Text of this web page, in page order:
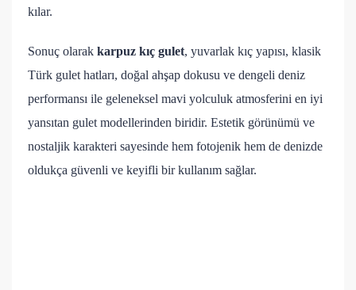
kılar.
Sonuç olarak karpuz kıç gulet, yuvarlak kıç yapısı, klasik
Türk gulet hatları, doğal ahşap dokusu ve dengeli deniz
performansı ile geleneksel mavi yolculuk atmosferini en iyi
yansıtan gulet modellerinden biridir. Estetik görünümü ve
nostaljik karakteri sayesinde hem fotojenik hem de denizde
oldukça güvenli ve keyifli bir kullanım sağlar.